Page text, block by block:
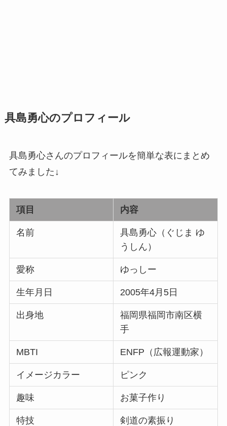
具島勇心のプロフィール
具島勇心さんのプロフィールを簡単な表にまとめ
てみました↓
項目 内容
名前
具島勇心（ぐじま ゆ
うしん）
愛称 ゆっしー
生年月日 2005年4月5日
出身地
福岡県福岡市南区横
手
MBTI ENFP（広報運動家）
イメージカラー ピンク
趣味 お菓子作り
特技 剣道の素振り